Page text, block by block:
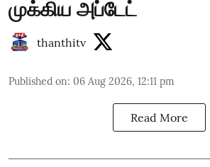
முக்கிய அப்டேட்
thanthitv
Published on: 06 Aug 2026, 12:11 pm
Read More